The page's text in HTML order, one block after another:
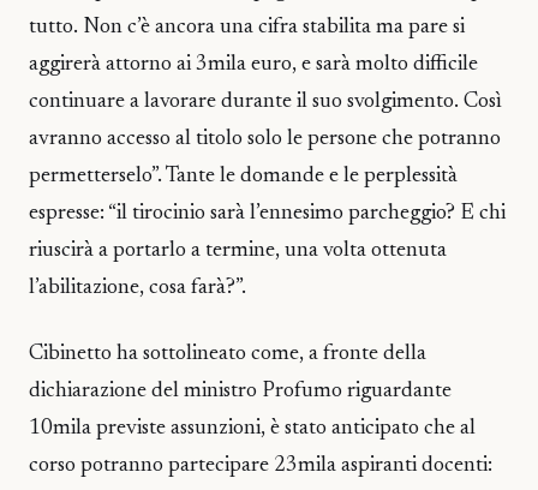
tutto. Non c’è ancora una cifra stabilita ma pare si
aggirerà attorno ai 3mila euro, e sarà molto difficile
continuare a lavorare durante il suo svolgimento. Così
avranno accesso al titolo solo le persone che potranno
permetterselo”. Tante le domande e le perplessità
espresse: “il tirocinio sarà l’ennesimo parcheggio? E chi
riuscirà a portarlo a termine, una volta ottenuta
l’abilitazione, cosa farà?”.
Cibinetto ha sottolineato come, a fronte della
dichiarazione del ministro Profumo riguardante
10mila previste assunzioni, è stato anticipato che al
corso potranno partecipare 23mila aspiranti docenti: